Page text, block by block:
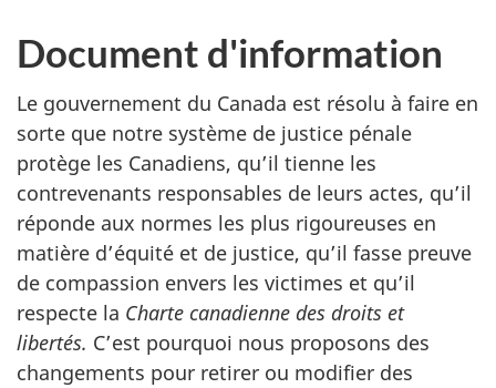
Document d'information
Le gouvernement du Canada est résolu à faire en
sorte que notre système de justice pénale
protège les Canadiens, qu’il tienne les
contrevenants responsables de leurs actes, qu’il
réponde aux normes les plus rigoureuses en
matière d’équité et de justice, qu’il fasse preuve
de compassion envers les victimes et qu’il
respecte la Charte canadienne des droits et
libertés. C’est pourquoi nous proposons des
changements pour retirer ou modifier des